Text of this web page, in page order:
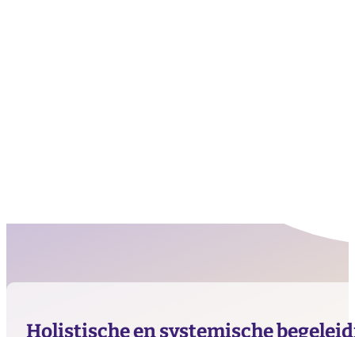
Holistische en systemische